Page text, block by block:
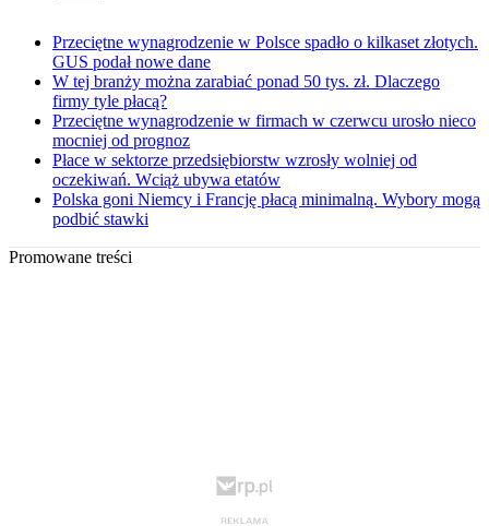
Przeciętne wynagrodzenie w Polsce spadło o kilkaset złotych.
GUS podał nowe dane
W tej branży można zarabiać ponad 50 tys. zł. Dlaczego
firmy tyle płacą?
Przeciętne wynagrodzenie w firmach w czerwcu urosło nieco
mocniej od prognoz
Płace w sektorze przedsiębiorstw wzrosły wolniej od
oczekiwań. Wciąż ubywa etatów
Polska goni Niemcy i Francję płacą minimalną. Wybory mogą
podbić stawki
Promowane treści